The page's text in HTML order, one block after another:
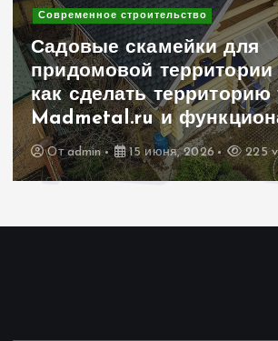
Современное строительство
Садовые скамейки для
придомовой территории
как сделать
Madmetal.ru и
Отadmin 15 июня, 2026 225